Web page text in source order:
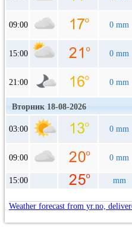
09:00 0 mm
15:00 0 mm
21:00 0 mm
Вторник 18-08-2026
03:00 0 mm
09:00 0 mm
15:00 mm
Weather forecast from yr.no,